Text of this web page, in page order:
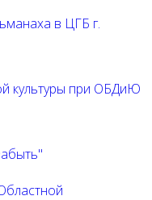
в ЦГБ г.
культуры при ОБДиЮ